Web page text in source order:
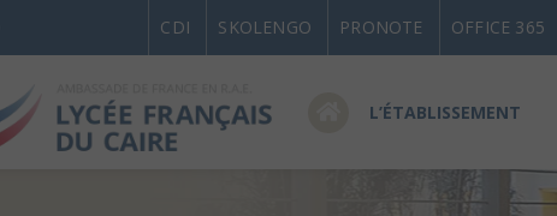
CDI SKOLENGO PRONOTE OFFICE 365
L’ÉTABLISSEMENT